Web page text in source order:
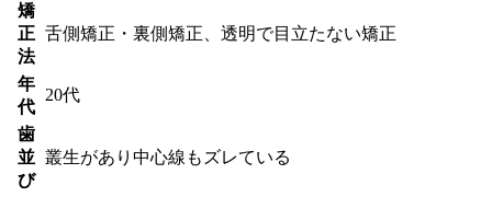
矯
正
法
舌側矯正・裏側矯正、透明で目立たない矯正
年
代
20代
歯
並
び
叢生があり中心線もズレている